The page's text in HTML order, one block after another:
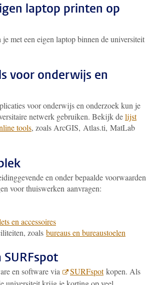
laptop printen op
je met een eigen laptop binnen de universiteit
voor onderwijs en
voor onderwijs en onderzoek kun je
netwerk gebruiken. Bekijk delijst
tools, zoals ArcGIS, Atlas.ti, MatLab
en onder bepaalde voorwaarden
voor thuiswerken aanvragen:
en accessoires
zoals bureaus en bureaustoelen
en software via SURFspotkopen. Als